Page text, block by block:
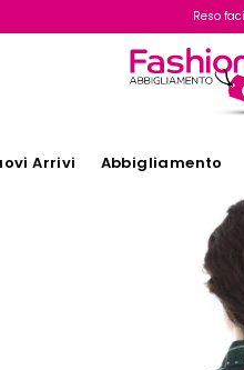
Reso
Arrivi Abbigliamento